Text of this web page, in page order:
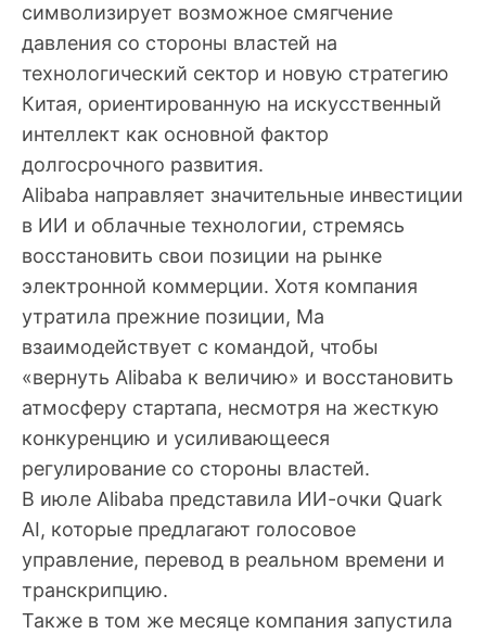
символизирует возможное смягчение
давления со стороны властей на
технологический сектор и новую стратегию
Китая, ориентированную на искусственный
интеллект как основной фактор
долгосрочного развития.
Alibaba направляет значительные инвестиции
в ИИ и облачные технологии, стремясь
восстановить свои позиции на рынке
электронной коммерции. Хотя компания
утратила прежние позиции, Ма
взаимодействует с командой, чтобы
«вернуть Alibaba к величию» и восстановить
атмосферу стартапа, несмотря на жесткую
конкуренцию и усиливающееся
регулирование со стороны властей.
В июле Alibaba представила ИИ-очки Quark
AI, которые предлагают голосовое
управление, перевод в реальном времени и
транскрипцию.
Также в том же месяце компания запустила